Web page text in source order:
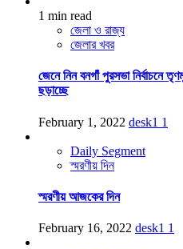
1 min read
জেলা ও রাজ্য
জেলার খবর
জেনে নিন বনগাঁ পুরসভা নির্বাচনে
ছড়াচ্ছে
February 1, 2022 desk1 1
Daily Segment
স্মরণীয় দিন
স্মরণীয় আজকের দিন
February 16, 2022 desk1 1